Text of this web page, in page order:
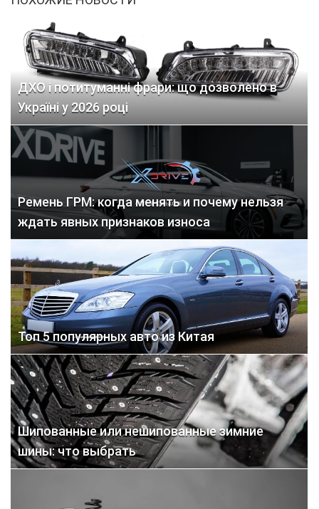
ДХО і потитуманні фрари: що дозволено в
Україні у 2026 році
Ремень ГРМ: когда менять и почему нельзя
ждать явных признаков износа
Топ 5 популярных авто из Китая
Шипованные или нешипованные зимние
шины: что выбрать